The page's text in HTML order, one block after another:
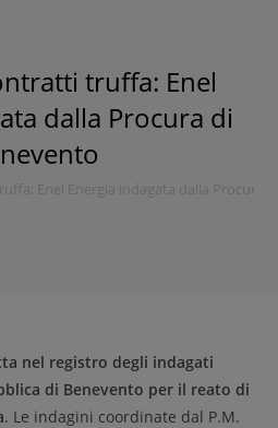
truffa: Enel
dalla Procura di
Enel Energia indagata dalla Procura
nel registro degli indagati
di Benevento per il reato di
. Le indagini coordinate dal P.M.